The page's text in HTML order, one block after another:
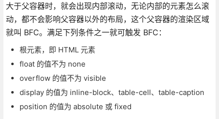
大于父容器时，就会出现内部滚动，无论内部的元素怎么滚
动，都不会影响父容器以外的布局，这个父容器的渲染区域
就叫 BFC。满足下列条件之一就可触发 BFC：
根元素，即 HTML 元素
float 的值不为 none
overflow 的值不为 visible
display 的值为 inline-block、table-cell、table-caption
position 的值为 absolute 或 fixed